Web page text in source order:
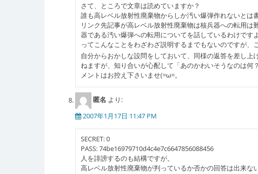
さて、ところで文章は読めていますか？
誰も高レベル放射性廃棄物からしか汚い爆弾作れないとは
リンク先記事が高レベル放射性廃棄物は核兵器への転用
器である汚い爆弾への転用についてを話しているわけですよ
ってこんなことをわざわざ説明するまでもないのですが、
自分からおかしな設問をしておいて、同様の返答を差し
ねますが、知り合いが心配して「あのかわいそうなのは
メントはお控え下さいませ(=ω=。
匿名 より:
2007年1月17日 11:47 PM
SECRET: 0
PASS: 74be16979710d4c4e7c6647856088456
人を誹謗するのも結構ですが。
高レベル放射性廃棄物が判っているか否かの回答は出来な